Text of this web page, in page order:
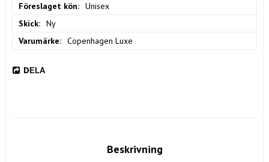
Föreslaget kön
Unisex
Skick
Ny
Varumärke
Copenhagen Luxe
DELA
Beskrivning